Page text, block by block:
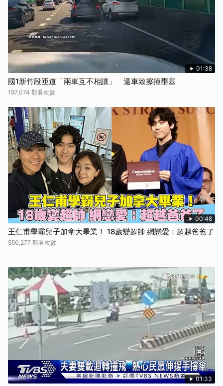
01:38
國1新竹段匝道「兩車互不相讓」 逼車致擦撞壅塞
197,074 觀看次數
00:48
王仁甫學霸兒子加拿大畢業！ 18歲變超帥 網戀愛：超越爸爸了
550,277 觀看次數
01:33